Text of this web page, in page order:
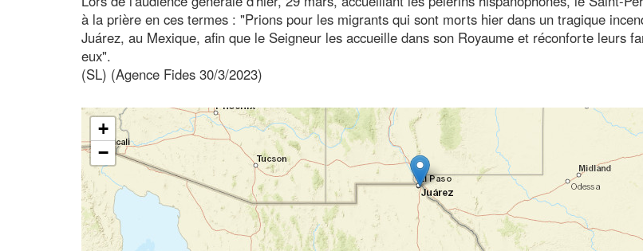
à la prière en ces termes : "Prions pour les migrants qui sont morts hier dans un tragique
Juárez, au Mexique, afin que le Seigneur les accueille dans son Royaume et réconforte leurs
eux".
(SL) (Agence Fides 30/3/2023)
+
−